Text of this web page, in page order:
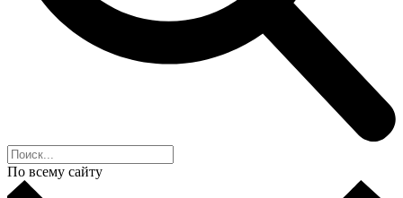
По всему сайту